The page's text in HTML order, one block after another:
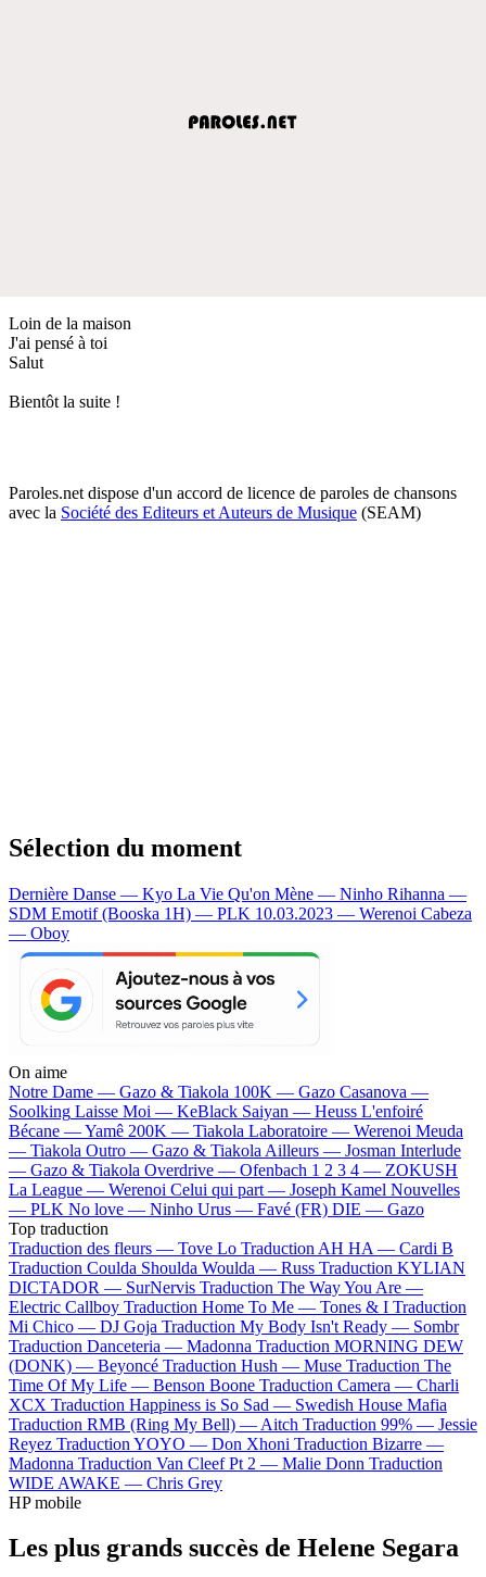
Loin de la maison
J'ai pensé à toi
Salut
Bientôt la suite !
Paroles.net dispose d'un accord de licence de paroles de chansons
avec la Société des Editeurs et Auteurs de Musique (SEAM)
Sélection du moment
Dernière Danse — Kyo La Vie Qu'on Mène — Ninho Rihanna —
SDM Emotif (Booska 1H) — PLK 10.03.2023 — Werenoi Cabeza
— Oboy
On aime
Notre Dame — Gazo & Tiakola 100K — Gazo Casanova —
Soolking Laisse Moi — KeBlack Saiyan — Heuss L'enfoiré
Bécane —Yamê 200K — Tiakola Laboratoire — Werenoi Meuda
— Tiakola Outro — Gazo & Tiakola Ailleurs — Josman Interlude
— Gazo & Tiakola Overdrive — Ofenbach 1 2 3 4 — ZOKUSH
La League — Werenoi Celui qui part — Joseph Kamel Nouvelles
— PLK No love — Ninho Urus — Favé (FR) DIE — Gazo
Top traduction
Traduction des fleurs — Tove Lo Traduction AH HA — Cardi B
Traduction Coulda Shoulda Woulda — Russ Traduction KYLIAN
DICTADOR — SurNervis Traduction The Way You Are —
Electric Callboy Traduction Home To Me — Tones & I Traduction
Mi Chico — DJ Goja Traduction My Body Isn't Ready — Sombr
Traduction Danceteria — Madonna Traduction MORNING DEW
(DONK) — Beyoncé Traduction Hush — Muse Traduction The
Time Of My Life — Benson Boone Traduction Camera — Charli
XCX Traduction Happiness is So Sad — Swedish House Mafia
Traduction RMB (Ring My Bell) — Aitch Traduction 99% — Jessie
Reyez Traduction YOYO — Don Xhoni Traduction Bizarre —
Madonna Traduction Van Cleef Pt 2 — Malie Donn Traduction
WIDE AWAKE — Chris Grey
HP mobile
Les plus grands succès de Helene Segara